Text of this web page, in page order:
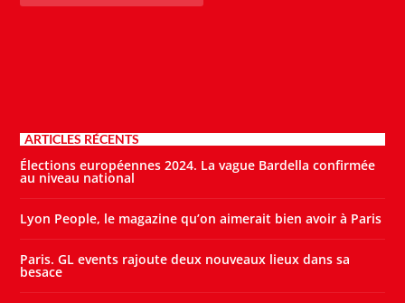
ARTICLES RÉCENTS
Élections européennes 2024. La vague Bardella confirmée
au niveau national
Lyon People, le magazine qu’on aimerait bien avoir à Paris
Paris. GL events rajoute deux nouveaux lieux dans sa
besace